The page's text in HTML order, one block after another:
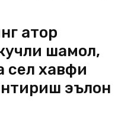
қатор
шамол,
сел хавфи
эълон